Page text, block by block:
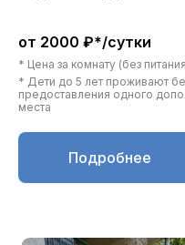
* Дети до 5 лет проживают
предоставления одного
места
* Цена за комнату (без
от 2000 ₽*/сутки
Подробнее